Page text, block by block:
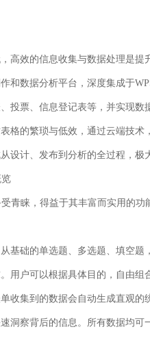
高效的信息收集与数据处理是提
和数据分析平台，深度集成于
投票、信息登记表等，并实现数
格的繁琐与低效，通过云端技
设计、发布到分析的全过程，极
青睐，得益于其丰富而实用的
基础的单选题、多选题、填空题
用户可以根据具体目的，自由组
收集到的数据会自动生成直观的
洞察背后的信息。所有数据均可